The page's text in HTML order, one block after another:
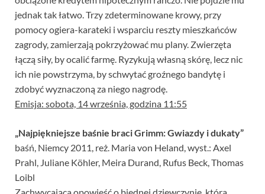
jednak tak łatwo. Trzy zdeterminowane krowy, przy
pomocy ogiera-karateki i wsparciu reszty mieszkańców
zagrody, zamierzają pokrzyżować mu plany. Zwierzęta
łączą siły, by ocalić farmę. Ryzykują własną skórę, lecz nic
ich nie powstrzyma, by schwytać groźnego bandytę i
zdobyć wyznaczoną za niego nagrodę.
Emisja: sobota, 14 września, godzina 11:55
„Najpiękniejsze baśnie braci Grimm: Gwiazdy i dukaty”
baśń, Niemcy 2011, reż. Maria von Heland, wyst.: Axel
Prahl, Juliane Köhler, Meira Durand, Rufus Beck, Thomas
Loibl